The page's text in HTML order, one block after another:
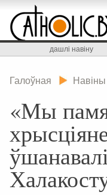
дашлі навіну
Галоўная Навіны
«Мы